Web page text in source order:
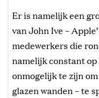
Er is namelijk een
van John Ive –
medewerkers die
namelijk constant
onmogelijk te zijn
glazen wanden – te